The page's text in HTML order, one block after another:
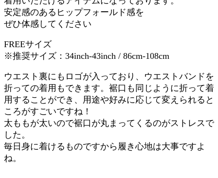
安定感のあるヒップフォールド感を
ぜひ体感してください
FREEサイズ
※推奨サイズ：34inch-43inch / 86cm-108cm
ウエスト裏にもロゴが入っており、ウエストバンドを
折っての着用もできます。裾口も同じように折って着
用することができ、用途や好みに応じて変えられると
ころがすごいですね！
太ももが太いので裾口が丸まってくるのがストレスで
した。
毎日身に着けるものですから履き心地は大事ですよ
ね。